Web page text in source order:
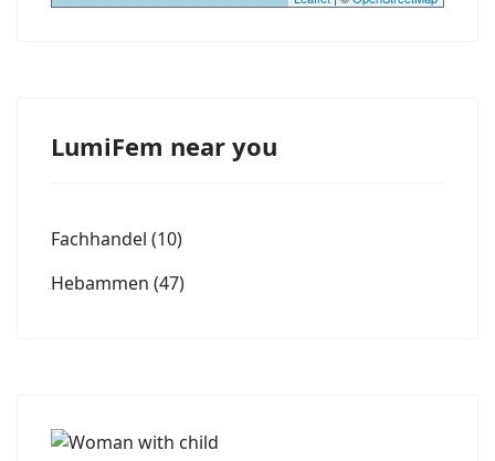
LumiFem near you
Fachhandel (10)
Hebammen (47)